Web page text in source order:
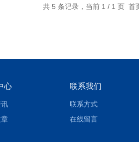
共 5 条记录，当前 1 / 1 页
心 联系我们
联系方式
在线留言